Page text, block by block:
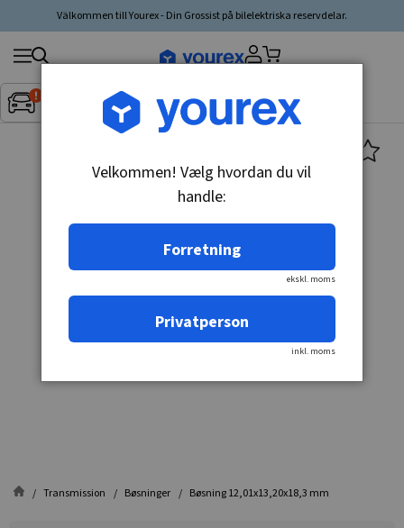
Välkommen till Yourex - Din Grossist på bilelektriska reservdelar.
Inget fordon valt▼
Søg
produkt,
producent,
Transmission Bøsninger Bøsning 12,01x13,20x18,3 mm
Velkommen! Vælg hvordan du vil
handle:
Forretning
ekskl. moms
Privatperson
inkl. moms